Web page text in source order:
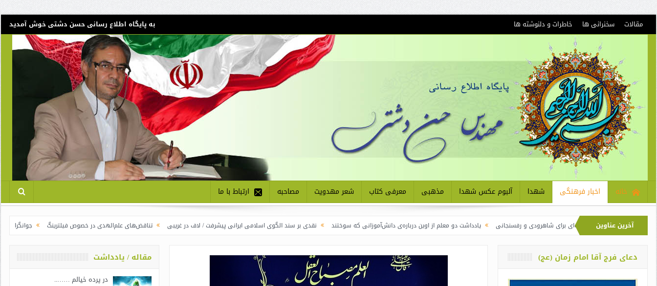
به پایگاه اطلاع رسانی حسن دشتی خوش آمدید مقالات سخنرانی ها خاطرات و دلنوشته ها
خانه اخبار فرهنگی شهدا آلبوم عکس شهدا مذهبی معرفی کتاب شعر مهدویت مصاحبه ارتباط با ما
آخرین عناوین
آیت‌الله خامنه‌ای برای شاهرودی و رفسنجانی یادداشت دو معلم از اوین درباره‌ی دانش‌آموزانی که سوختند نقدی بر سند الگوی اسلامی ایرانی پیشرفت / لاف در غریبی تناقض‌های علم‌الهدی در خصوص فیلترینگ جوانگرایی به سبک وزرای
مقاله / یادداشت
در پرده خیالم ……..
دعای فرج آقا امام زمان (عج)